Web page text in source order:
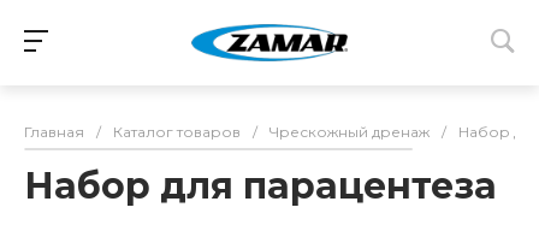
Главная / Каталог товаров / Чрескожный дренаж / Набор
Набор для парацентеза